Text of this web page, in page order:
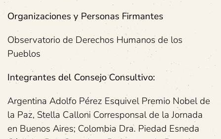
Organizaciones y Personas Firmantes
Observatorio de Derechos Humanos de los
Pueblos
Integrantes del Consejo Consultivo:
Argentina Adolfo Pérez Esquivel Premio Nobel de
la Paz, Stella Calloni Corresponsal de la Jornada
en Buenos Aires; Colombia Dra. Piedad Esneda